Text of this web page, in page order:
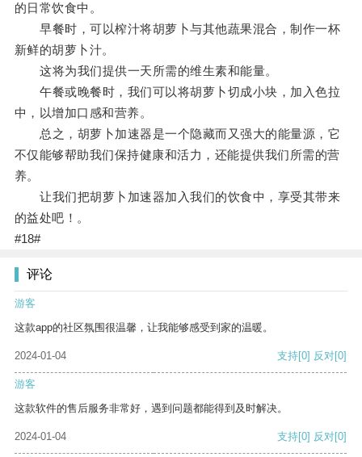
的日常饮食中。
早餐时，可以榨汁将胡萝卜与其他蔬果混合，制作一杯
新鲜的胡萝卜汁。
这将为我们提供一天所需的维生素和能量。
午餐或晚餐时，我们可以将胡萝卜切成小块，加入色拉
中，以增加口感和营养。
总之，胡萝卜加速器是一个隐藏而又强大的能量源，它
不仅能够帮助我们保持健康和活力，还能提供我们所需的营
养。
让我们把胡萝卜加速器加入我们的饮食中，享受其带来
的益处吧！。
#18#
评论
游客
这款app的社区氛围很温馨，让我能够感受到家的温暖。
2024-01-04 支持[0] 反对[0]
游客
这款软件的售后服务非常好，遇到问题都能得到及时解决。
2024-01-04 支持[0] 反对[0]